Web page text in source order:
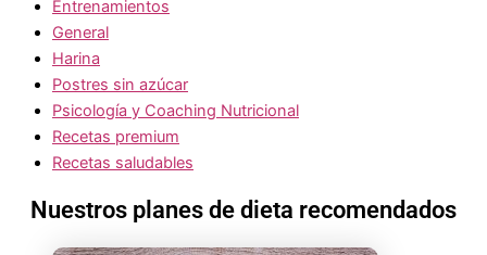
Entrenamientos
General
Harina
Postres sin azúcar
Psicología y Coaching Nutricional
Recetas premium
Recetas saludables
Nuestros planes de dieta recomendados